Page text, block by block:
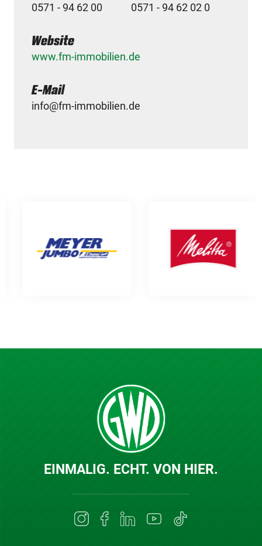
0571 - 94 62 00 0571 - 94 62 02 0
Website
www.fm-immobilien.de
E-Mail
info@fm-immobilien.de
EINMALIG. ECHT. VON HIER.